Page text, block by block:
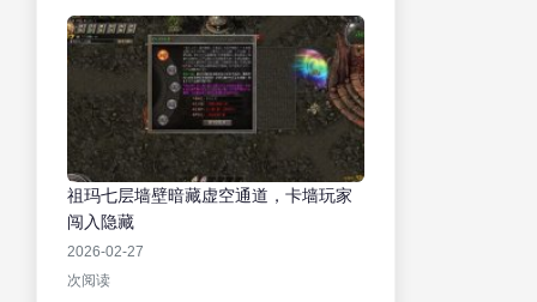
祖玛七层墙壁暗藏虚空通道，卡墙玩家
闯入隐藏
2026-02-27
次阅读